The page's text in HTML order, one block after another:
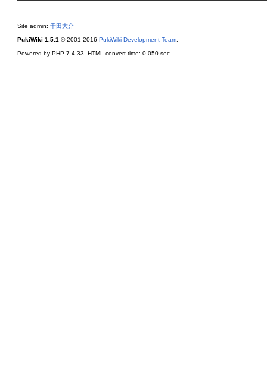
Site admin: 千田大介
PukiWiki 1.5.1 © 2001-2016 PukiWiki Development Team
Powered by PHP 7.4.33. HTML convert time: 0.050 sec.